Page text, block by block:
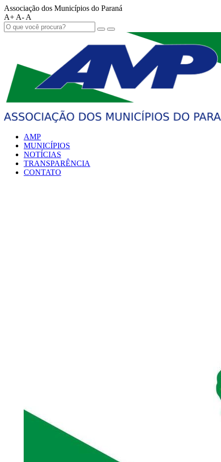
Associação dos Municípios do Paraná
A+ A- A
AMP
MUNICÍPIOS
NOTÍCIAS
TRANSPARÊNCIA
CONTATO